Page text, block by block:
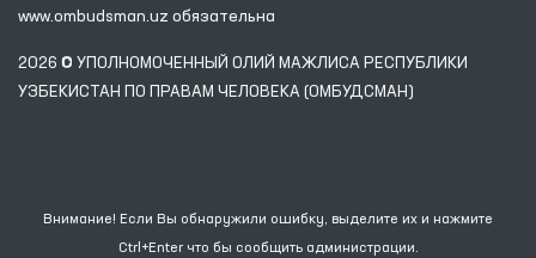
www.ombudsman.uz обязательна
2026 © УПОЛНОМОЧЕННЫЙ ОЛИЙ МАЖЛИСА РЕСПУБЛИКИ
УЗБЕКИСТАН ПО ПРАВАМ ЧЕЛОВЕКА (ОМБУДСМАН)
Внимание! Если Вы обнаружили ошибку, выделите их и нажмите
Ctrl+Enter что бы сообщить администрации.